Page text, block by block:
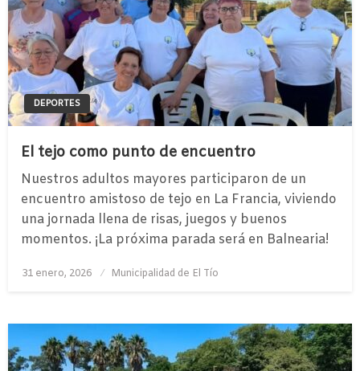
DEPORTES
El tejo como punto de encuentro
Nuestros adultos mayores participaron de un
encuentro amistoso de tejo en La Francia, viviendo
una jornada llena de risas, juegos y buenos
momentos. ¡La próxima parada será en Balnearia!
Publicado
31 enero, 2026 Municipalidad de El Tío